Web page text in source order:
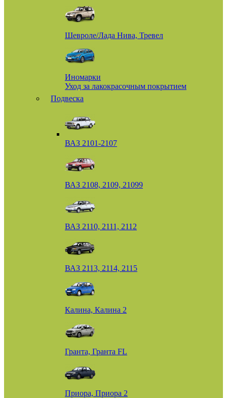
Шевроле/Лада Нива, Тревел
Иномарки
Уход за лакокрасочным покрытием
Подвеска
ВАЗ 2101-2107
ВАЗ 2108, 2109, 21099
ВАЗ 2110, 2111, 2112
ВАЗ 2113, 2114, 2115
Калина, Калина 2
Гранта, Гранта FL
Приора, Приора 2